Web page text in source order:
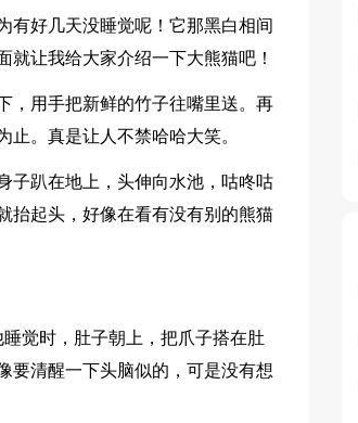
有好几天没睡觉呢！它那黑白相间
让我给大家介绍一下大熊猫吧！
，用手把新鲜的竹子往嘴里送。再
。真是让人不禁哈哈大笑。
子趴在地上，头伸向水池，咕咚咕
抬起头，好像在看有没有别的熊猫
觉时，肚子朝上，把爪子搭在肚
要清醒一下头脑似的，可是没有想